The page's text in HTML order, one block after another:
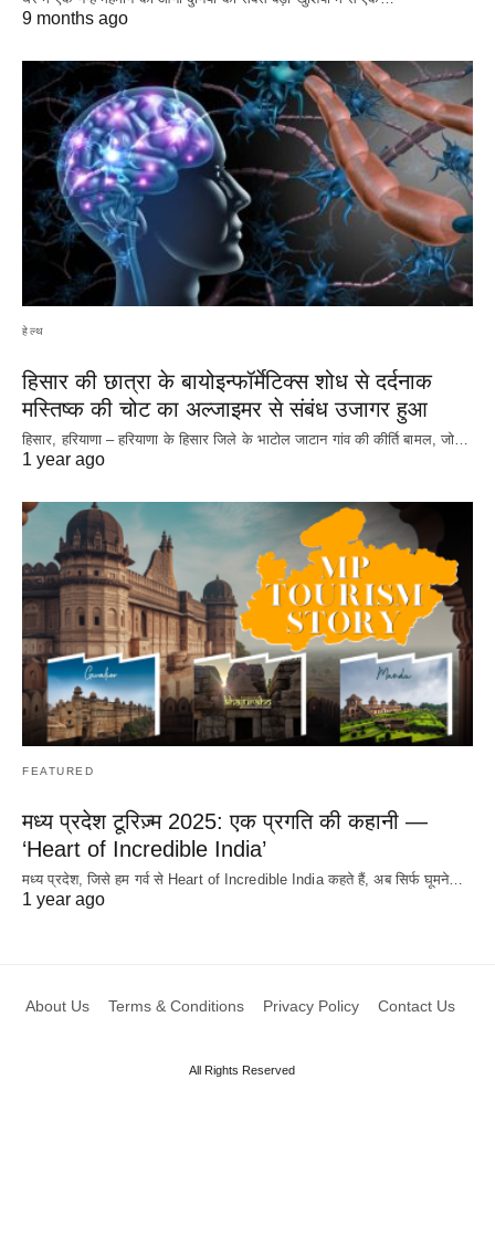
9 months ago
हेल्थ
हिसार की छात्रा के बायोइन्फॉर्मेटिक्स शोध से दर्दनाक
मस्तिष्क की चोट का अल्जाइमर से संबंध उजागर हुआ
हिसार, हरियाणा – हरियाणा के हिसार जिले के भाटोल जाटान गांव की कीर्ति बामल, जो…
1 year ago
FEATURED
मध्य प्रदेश टूरिज़्म 2025: एक प्रगति की कहानी —
‘Heart of Incredible India’
मध्य प्रदेश, जिसे हम गर्व से Heart of Incredible India कहते हैं, अब सिर्फ घूमने…
1 year ago
About Us Terms & Conditions Privacy Policy Contact Us
All Rights Reserved